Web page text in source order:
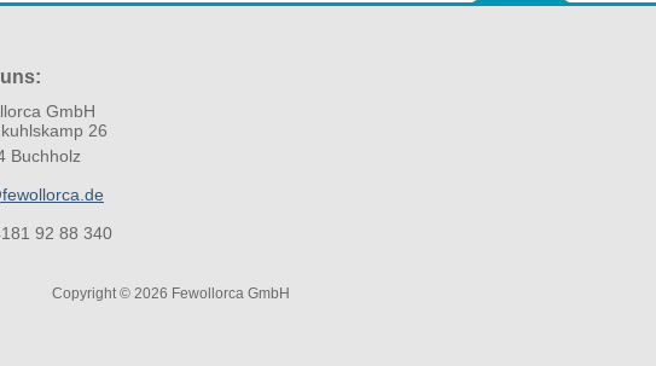
GmbH
26
Buchholz
92 88 340
Copyright © 2026 Fewollorca GmbH